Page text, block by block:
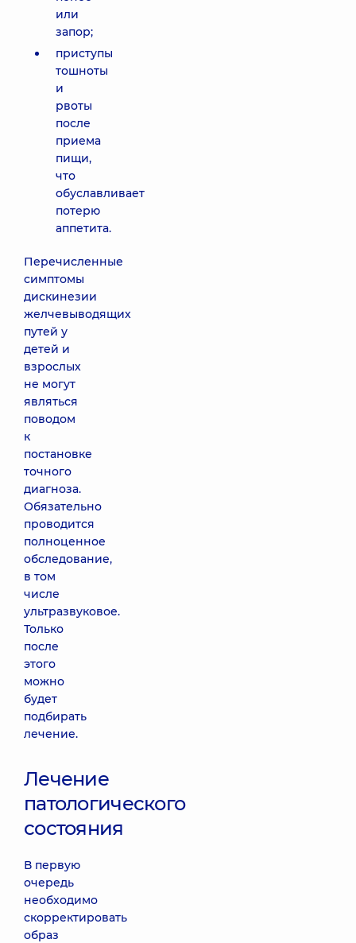
или
запор;
приступы
тошноты
и
рвоты
после
приема
пищи,
что
обуславливает
потерю
аппетита.
Перечисленные
симптомы
дискинезии
желчевыводящих
путей у
детей и
взрослых
не могут
являться
поводом
к
постановке
точного
диагноза.
Обязательно
проводится
полноценное
обследование,
в том
числе
ультразвуковое.
Только
после
этого
можно
будет
подбирать
лечение.
Лечение
патологического
состояния
В первую
очередь
необходимо
скорректировать
образ